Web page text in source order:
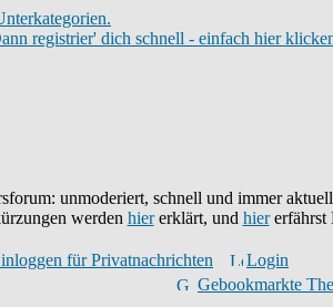
registrier' dich schnell - einfach hier
unmoderiert, schnell und immer
werden hiererklärt, und hiererfährst
für Privatnachrichten
Login
Gebookmarkte